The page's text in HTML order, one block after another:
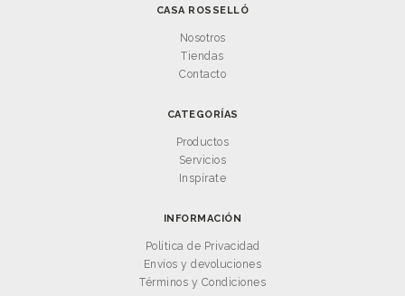
CASA ROSSELLÓ
Nosotros
Tiendas
Contacto
CATEGORÍAS
Productos
Servicios
Inspírate
INFORMACIÓN
Política de Privacidad
Envíos y devoluciones
Términos y Condiciones